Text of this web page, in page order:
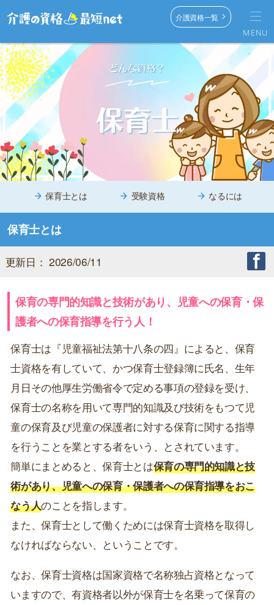
MENU
介護資格一覧
保育士とは 受験資格 なるには
保育士とは
更新日： 2026/06/11
保育の専門的知識と技術があり、児童への保育・保
護者への保育指導を行う人！
保育士は『児童福祉法第十八条の四』によると、保育
士資格を有していて、かつ保育士登録簿に氏名、生年
月日その他厚生労働省令で定める事項の登録を受け、
保育士の名称を用いて専門的知識及び技術をもつて児
童の保育及び児童の保護者に対する保育に関する指導
を行うことを業とする者をいう、とされています。
簡単にまとめると、保育士とは保育の専門的知識と技
術があり、児童への保育・保護者への保育指導をおこ
なう人のことを指します。
また、保育士として働くためには保育士資格を取得し
なければならない、ということです。
なお、保育士資格は国家資格で名称独占資格となって
いますので、有資格者以外が保育士を名乗って保育の